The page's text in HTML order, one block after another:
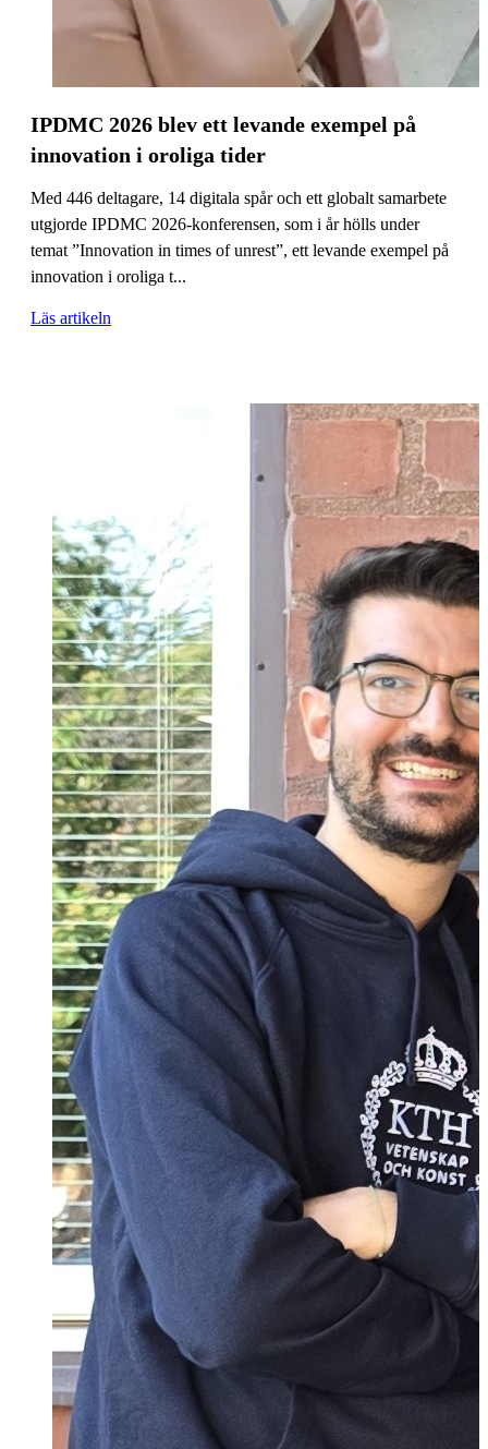
IPDMC 2026 blev ett levande exempel på
innovation i oroliga tider
Med 446 deltagare, 14 digitala spår och ett globalt samarbete
utgjorde IPDMC 2026-konferensen, som i år hölls under
temat ”Innovation in times of unrest”, ett levande exempel på
innovation i oroliga t...
Läs artikeln